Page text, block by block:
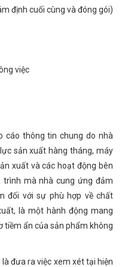
định cuối cùng và đóng gói)
việc
cáo thông tin chung do nhà
sản xuất hàng tháng, máy
xuất và các hoạt động bên
mà nhà cung ứng đảm
đối với sự phù hợp về chất
là một hành động mang
tiềm ẩn của sản phẩm không
đưa ra việc xem xét tại hiện